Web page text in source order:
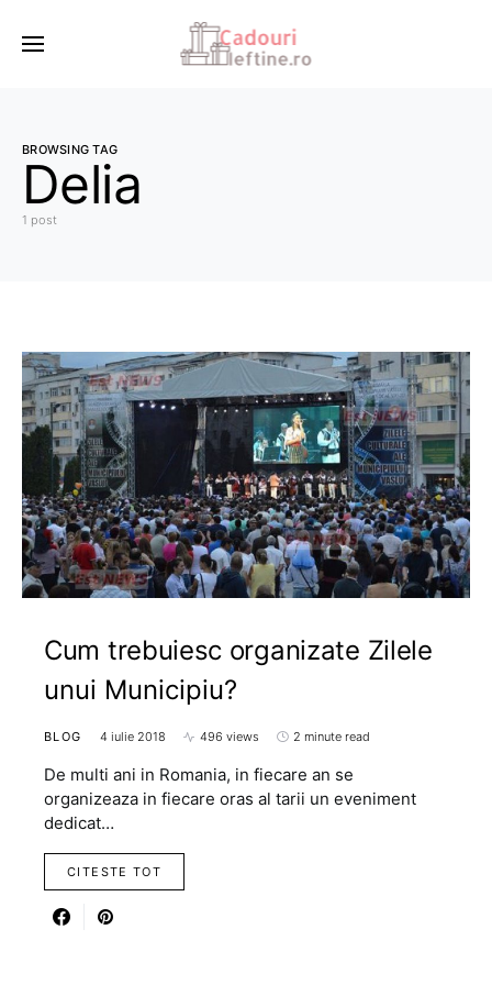
BROWSING TAG
Delia
1 post
Cum trebuiesc organizate Zilele
unui Municipiu?
BLOG 4 iulie 2018 496 views 2 minute read
De multi ani in Romania, in fiecare an se
organizeaza in fiecare oras al tarii un eveniment
dedicat…
CITESTE TOT